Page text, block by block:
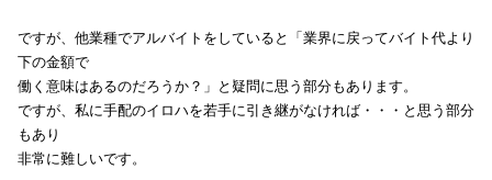
ですが、他業種でアルバイトをしていると「業界に戻ってバイト代より
下の金額で
働く意味はあるのだろうか？」と疑問に思う部分もあります。
ですが、私に手配のイロハを若手に引き継がなければ・・・と思う部分
もあり
非常に難しいです。